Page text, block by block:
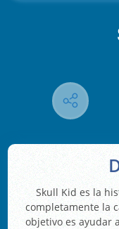
Skull Kid es la
completamente la
objetivo es ayudar